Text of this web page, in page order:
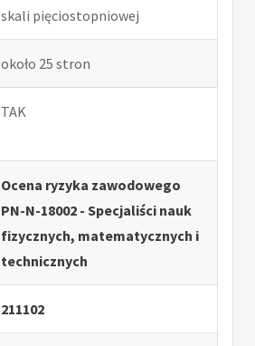
skali pięciostopniowej
około 25 stron
TAK
Ocena ryzyka zawodowego
PN-N-18002 - Specjaliści nauk
fizycznych, matematycznych i
technicznych
211102